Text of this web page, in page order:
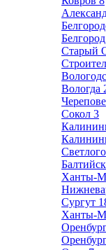
Белгород
Старый
Вологда
Сокол 3
Балтийск
Ханты-
Сургут
Ханты-